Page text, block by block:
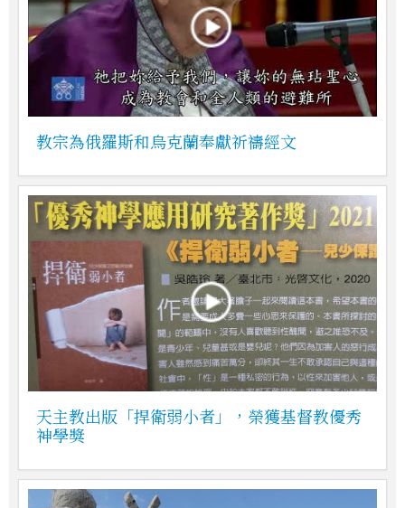
教宗為俄羅斯和烏克蘭奉獻祈禱經文
天主教出版「捍衛弱小者」，榮獲基督教優秀
神學獎